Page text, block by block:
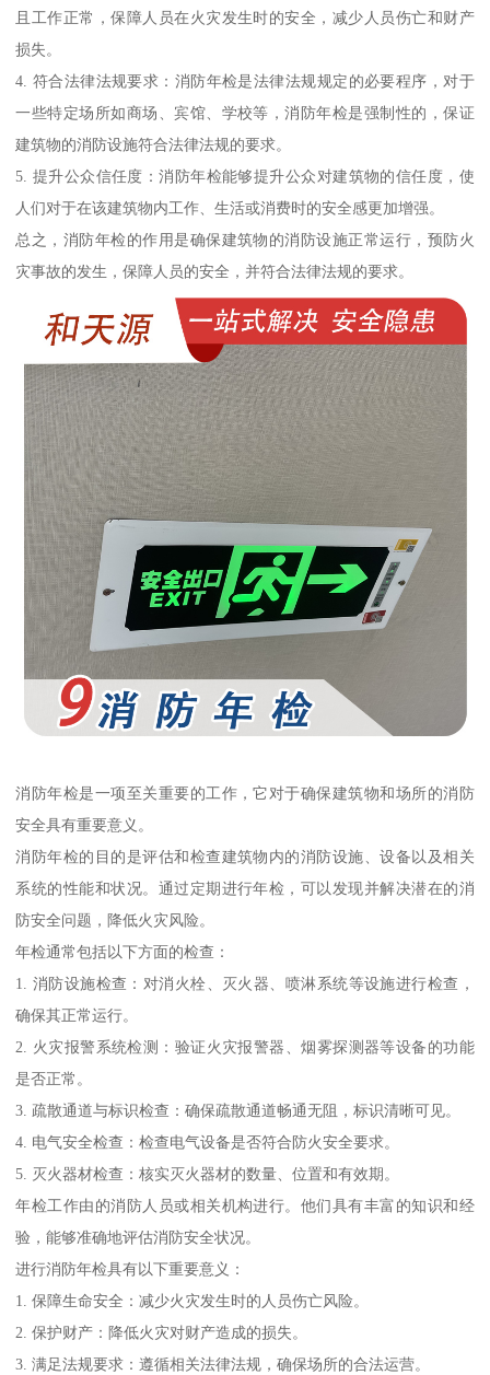
且工作正常，保障人员在火灾发生时的安全，减少人员伤亡和财产
损失。
4. 符合法律法规要求：消防年检是法律法规规定的必要程序，对于
一些特定场所如商场、宾馆、学校等，消防年检是强制性的，保证
建筑物的消防设施符合法律法规的要求。
5. 提升公众信任度：消防年检能够提升公众对建筑物的信任度，使
人们对于在该建筑物内工作、生活或消费时的安全感更加增强。
总之，消防年检的作用是确保建筑物的消防设施正常运行，预防火
灾事故的发生，保障人员的安全，并符合法律法规的要求。
消防年检是一项至关重要的工作，它对于确保建筑物和场所的消防
安全具有重要意义。
消防年检的目的是评估和检查建筑物内的消防设施、设备以及相关
系统的性能和状况。通过定期进行年检，可以发现并解决潜在的消
防安全问题，降低火灾风险。
年检通常包括以下方面的检查：
1. 消防设施检查：对消火栓、灭火器、喷淋系统等设施进行检查，
确保其正常运行。
2. 火灾报警系统检测：验证火灾报警器、烟雾探测器等设备的功能
是否正常。
3. 疏散通道与标识检查：确保疏散通道畅通无阻，标识清晰可见。
4. 电气安全检查：检查电气设备是否符合防火安全要求。
5. 灭火器材检查：核实灭火器材的数量、位置和有效期。
年检工作由的消防人员或相关机构进行。他们具有丰富的知识和经
验，能够准确地评估消防安全状况。
进行消防年检具有以下重要意义：
1. 保障生命安全：减少火灾发生时的人员伤亡风险。
2. 保护财产：降低火灾对财产造成的损失。
3. 满足法规要求：遵循相关法律法规，确保场所的合法运营。